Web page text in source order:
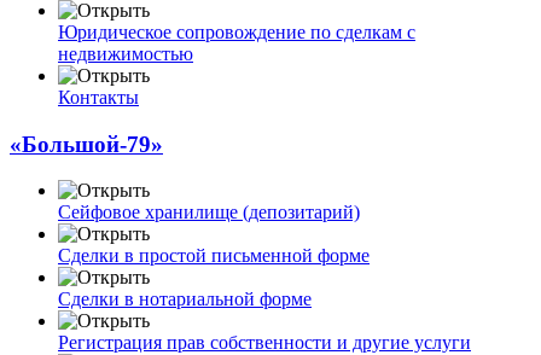
Юридическое сопровождение по сделкам с
недвижимостью
Контакты
«Большой-79»
Сейфовое хранилище (депозитарий)
Сделки в простой письменной форме
Сделки в нотариальной форме
Регистрация прав собственности и другие услуги